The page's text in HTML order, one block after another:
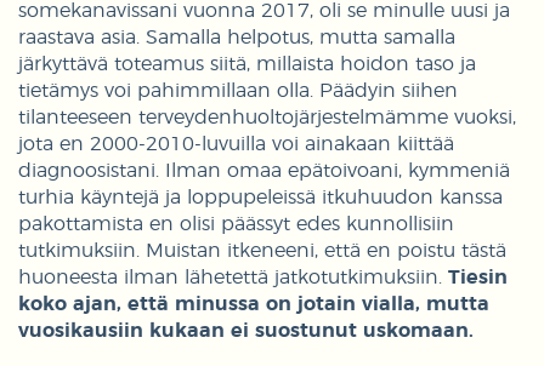
somekanavissani vuonna 2017, oli se minulle uusi ja
raastava asia. Samalla helpotus, mutta samalla
järkyttävä toteamus siitä, millaista hoidon taso ja
tietämys voi pahimmillaan olla. Päädyin siihen
tilanteeseen terveydenhuoltojärjestelmämme vuoksi,
jota en 2000-2010-luvuilla voi ainakaan kiittää
diagnoosistani. Ilman omaa epätoivoani, kymmeniä
turhia käyntejä ja loppupeleissä itkuhuudon kanssa
pakottamista en olisi päässyt edes kunnollisiin
tutkimuksiin. Muistan itkeneeni, että en poistu tästä
huoneesta ilman lähetettä jatkotutkimuksiin. Tiesin
koko ajan, että minussa on jotain vialla, mutta
vuosikausiin kukaan ei suostunut uskomaan.